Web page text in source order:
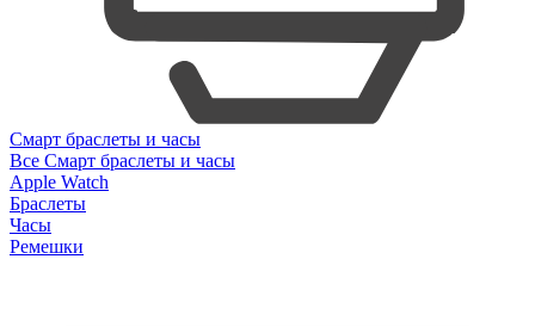
Смарт браслеты и часы
Все Смарт браслеты и часы
Apple Watch
Браслеты
Часы
Ремешки